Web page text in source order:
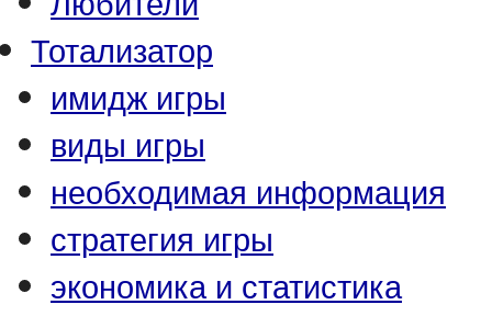
Тотализатор
имидж игры
виды игры
необходимая информация
стратегия игры
экономика и статистика